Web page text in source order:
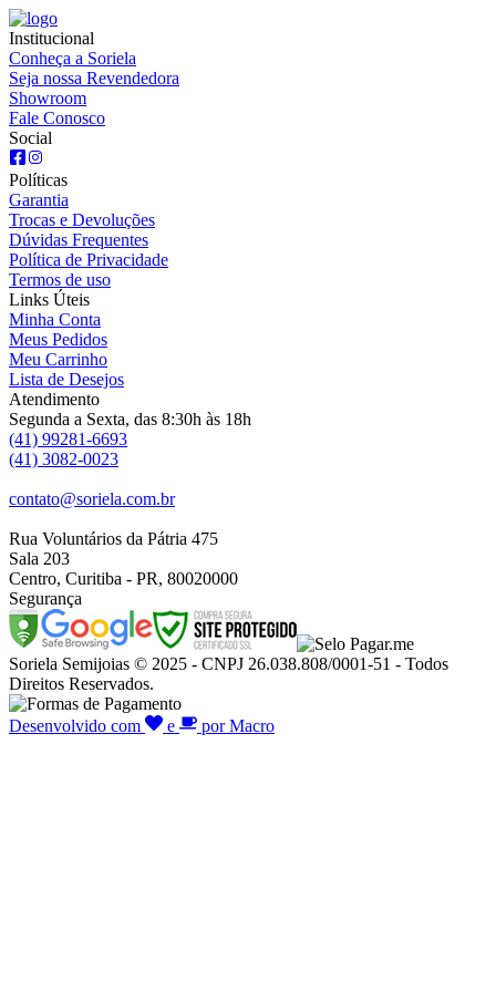
Institucional
Conheça a Soriela
Seja nossa Revendedora
Showroom
Fale Conosco
Social
Políticas
Garantia
Trocas e Devoluções
Dúvidas Frequentes
Política de Privacidade
Termos de uso
Links Úteis
Minha Conta
Meus Pedidos
Meu Carrinho
Lista de Desejos
Atendimento
Segunda a Sexta, das 8:30h às 18h
(41) 99281-6693
(41) 3082-0023
contato@soriela.com.br
Rua Voluntários da Pátria 475
Sala 203
Centro, Curitiba - PR, 80020000
Segurança
Soriela Semijoias © 2025 - CNPJ 26.038.808/0001-51 - Todos
Direitos Reservados.
Desenvolvido com e por Macro